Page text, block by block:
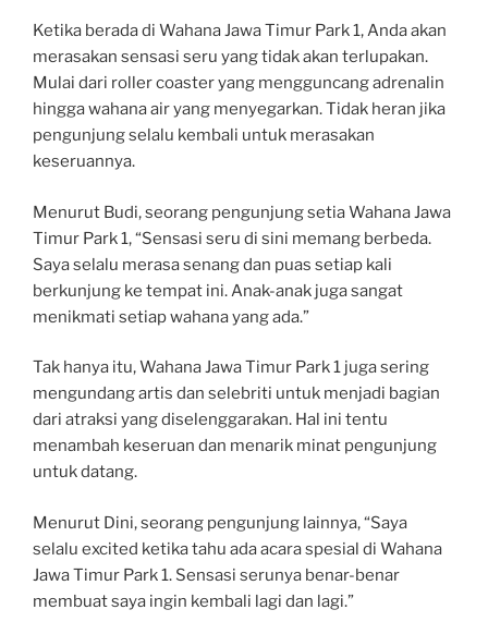
Ketika berada di Wahana Jawa Timur Park 1, Anda akan
merasakan sensasi seru yang tidak akan terlupakan.
Mulai dari roller coaster yang mengguncang adrenalin
hingga wahana air yang menyegarkan. Tidak heran jika
pengunjung selalu kembali untuk merasakan
keseruannya.
Menurut Budi, seorang pengunjung setia Wahana Jawa
Timur Park 1, “Sensasi seru di sini memang berbeda.
Saya selalu merasa senang dan puas setiap kali
berkunjung ke tempat ini. Anak-anak juga sangat
menikmati setiap wahana yang ada.”
Tak hanya itu, Wahana Jawa Timur Park 1 juga sering
mengundang artis dan selebriti untuk menjadi bagian
dari atraksi yang diselenggarakan. Hal ini tentu
menambah keseruan dan menarik minat pengunjung
untuk datang.
Menurut Dini, seorang pengunjung lainnya, “Saya
selalu excited ketika tahu ada acara spesial di Wahana
Jawa Timur Park 1. Sensasi serunya benar-benar
membuat saya ingin kembali lagi dan lagi.”